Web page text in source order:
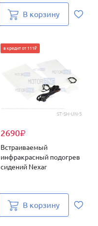
В корзину
ST-SH-UN-5
2690₽
в кредит от 111₽
Встраиваемый
инфракрасный подогрев
сидений Nexar
В корзину